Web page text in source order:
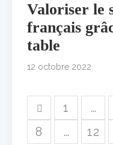
Valoriser le
français
table
12 octobre 2022
1 …
8
… 12